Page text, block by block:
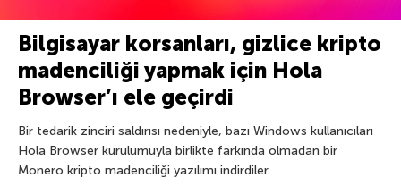
Bilgisayar korsanları, gizlice kripto
madenciliği yapmak için Hola
Browser’ı ele geçirdi
Bir tedarik zinciri saldırısı nedeniyle, bazı Windows kullanıcıları
Hola Browser kurulumuyla birlikte farkında olmadan bir
Monero kripto madenciliği yazılımı indirdiler.